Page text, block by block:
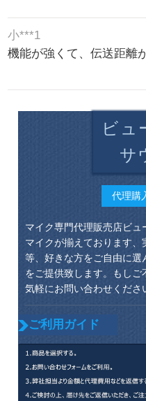
小***1
機能が強くて、伝送距離
ビュ
サ
代理購
マイク専門代理販売店ビ
マイクが揃えております、
等、好きな方をご自由に選
をご提供致します。もし
気軽にお問い合わせくださ
ご利用ガイド